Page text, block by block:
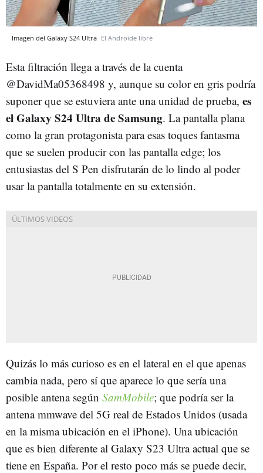
Imagen del Galaxy S24 Ultra El Androide libre
Esta filtración llega a través de la cuenta
@DavidMa05368498 y, aunque su color en gris podría
suponer que se estuviera ante una unidad de prueba, es
el Galaxy S24 Ultra de Samsung. La pantalla plana
como la gran protagonista para esas toques fantasma
que se suelen producir con las pantalla edge; los
entusiastas del S Pen disfrutarán de lo lindo al poder
usar la pantalla totalmente en su extensión.
Quizás lo más curioso es en el lateral en el que apenas
cambia nada, pero sí que aparece lo que sería una
posible antena según SamMobile; que podría ser la
antena mmwave del 5G real de Estados Unidos (usada
en la misma ubicación en el iPhone). Una ubicación
que es bien diferente al Galaxy S23 Ultra actual que se
tiene en España. Por el resto poco más se puede decir,